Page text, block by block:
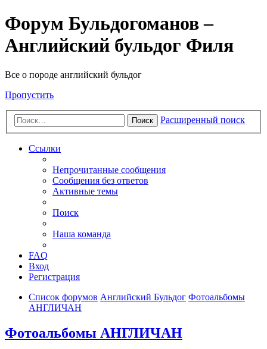
Форум Бульдогоманов –
Английский бульдог Филя
Все о породе английский бульдог
Пропустить
Поиск Расширенный поиск
Ссылки
Непрочитанные сообщения
Сообщения без ответов
Активные темы
Поиск
Наша команда
FAQ
Вход
Регистрация
Список форумов Английский Бульдог Фотоальбомы
АНГЛИЧАН
Фотоальбомы АНГЛИЧАН